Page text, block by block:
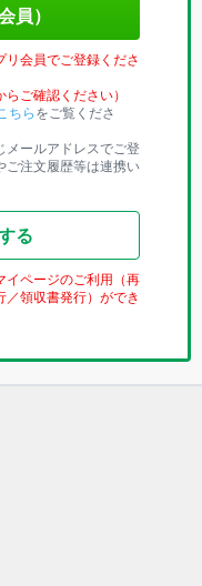
員）
会員でご登録くださ
らご確認ください）
ちら をご覧くださ
メールアドレスでご登
ご注文履歴等は連携い
る
イページのご利用（再
領収書発行）ができ